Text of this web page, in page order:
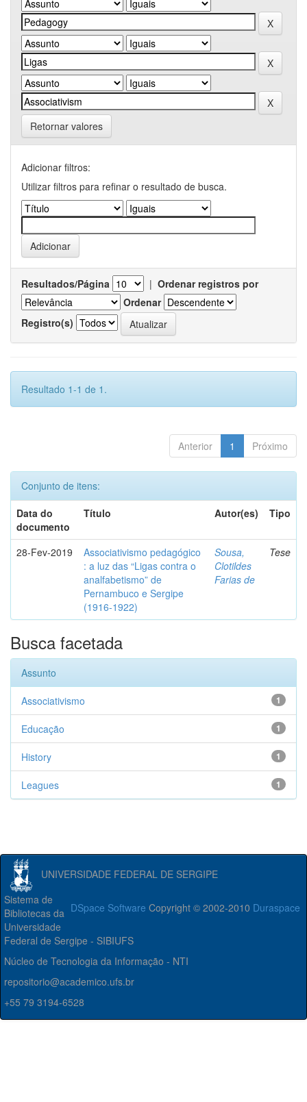
Retornar valores
Adicionar filtros:
Utilizar filtros para refinar o resultado de busca.
Resultados/Página | Ordenar registros por
Ordenar
Registro(s)
Resultado 1-1 de 1.
Anterior 1 Próximo
Conjunto de itens:
Data do
documento
Título Autor(es) Tipo
28-Fev-2019
Associativismo pedagógico
: a luz das “Ligas contra o
analfabetismo” de
Pernambuco e Sergipe
(1916-1922)
Sousa,
Clotildes
Farias de
Tese
Busca facetada
Assunto
1
Associativismo
1
Educação
1
History
1
Leagues
UNIVERSIDADE FEDERAL DE SERGIPE
DSpace Software Copyright © 2002-2010 Duraspace
Sistema de
Bibliotecas da
Universidade
Federal de Sergipe - SIBIUFS
Núcleo de Tecnologia da Informação - NTI
repositorio@academico.ufs.br
+55 79 3194-6528